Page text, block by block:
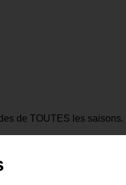
de TOUTES les saisons.